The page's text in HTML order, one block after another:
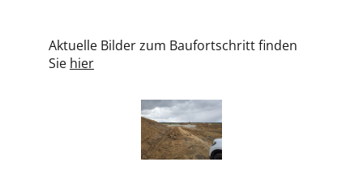
Aktuelle Bilder zum Baufortschritt finden
Sie hier